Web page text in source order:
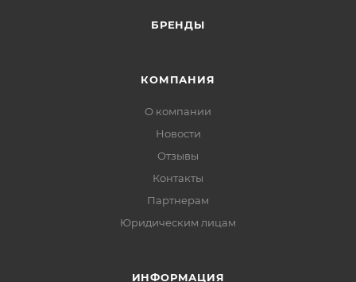
БРЕНДЫ
КОМПАНИЯ
О компании
Новости
Отзывы
Контакты
Партнерам
Юридическим лицам
ИНФОРМАЦИЯ